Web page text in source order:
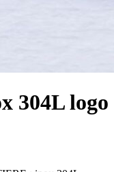
304L logo